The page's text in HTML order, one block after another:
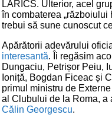
LARICS. Ulterior, acel
în combaterea „războiului
trebui să sune cunoscut
Apărătorii adevărului
interesantă. Îi regăsim
Dungaciu, Petrișor Peiu,
Ioniță, Bogdan Ficeac și
primul ministru de
al Clubului de la Roma, a
Călin Georgescu.